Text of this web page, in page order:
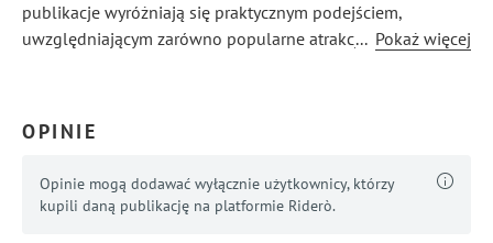
publikacje wyróżniają się praktycznym podejściem,
uwzględniającym zarówno popularne atrakcje, jak i mniej
cieszą się uznaniem wśród podróżników poszukujących
... Pokaż więcej
OPINIE
Opinie mogą dodawać wyłącznie użytkownicy, którzy
kupili daną publikację na platformie Riderò.